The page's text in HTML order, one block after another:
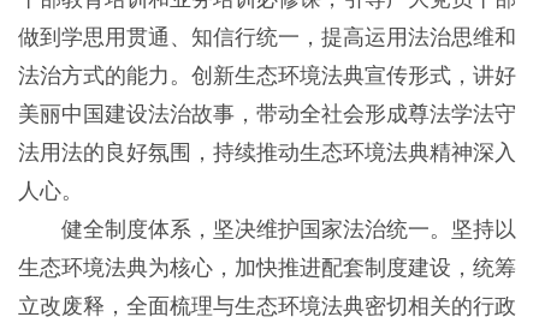
做到学思用贯通、知信行统一，提高运用法治思维和
法治方式的能力。创新生态环境法典宣传形式，讲好
美丽中国建设法治故事，带动全社会形成尊法学法守
法用法的良好氛围，持续推动生态环境法典精神深入
人心。
健全制度体系，坚决维护国家法治统一。坚持以
生态环境法典为核心，加快推进配套制度建设，统筹
立改废释，全面梳理与生态环境法典密切相关的行政